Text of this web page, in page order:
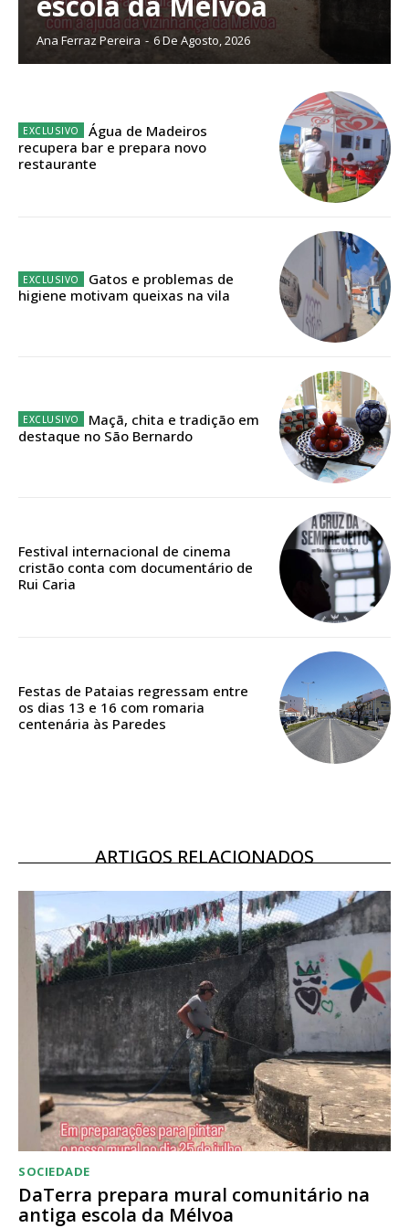
Edição em papel entregue à Quinta-feira em sua
Acesso aos conteúdos Exclusivos para
assinantes
Ofertas para assinatura anual
12 meses
Acesso aos conteúdos Exclusivos para
assinantes
Ofertas para assinatura anual
Ana Ferraz Pereira - 6 De Agosto, 2026
Água de Madeiros
recupera bar e prepara novo
restaurante
Gatos e problemas de
higiene motivam queixas na vila
Maçã, chita e tradição em
destaque no São Bernardo
Festival internacional de cinema
cristão conta com documentário de
Rui Caria
Festas de Pataias regressam entre
os dias 13 e 16 com romaria
centenária às Paredes
ARTIGOS RELACIONADOS
SOCIEDADE
DaTerra prepara mural comunitário na
antiga escola da Mélvoa